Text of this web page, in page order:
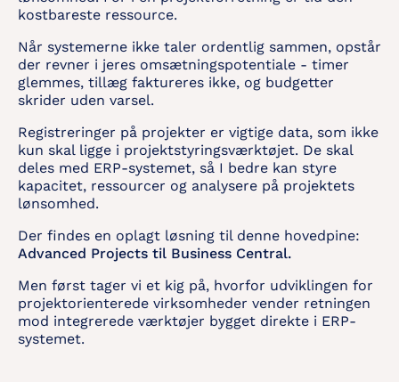
kostbareste ressource.
Når systemerne ikke taler ordentlig sammen, opstår
der revner i jeres omsætningspotentiale - timer
glemmes, tillæg faktureres ikke, og budgetter
skrider uden varsel.
Registreringer på projekter er vigtige data, som ikke
kun skal ligge i projektstyringsværktøjet. De skal
deles med ERP-systemet, så I bedre kan styre
kapacitet, ressourcer og analysere på projektets
lønsomhed.
Der findes en oplagt løsning til denne hovedpine:
Advanced Projects til Business Central.
Men først tager vi et kig på, hvorfor udviklingen for
projektorienterede virksomheder vender retningen
mod integrerede værktøjer bygget direkte i ERP-
systemet.